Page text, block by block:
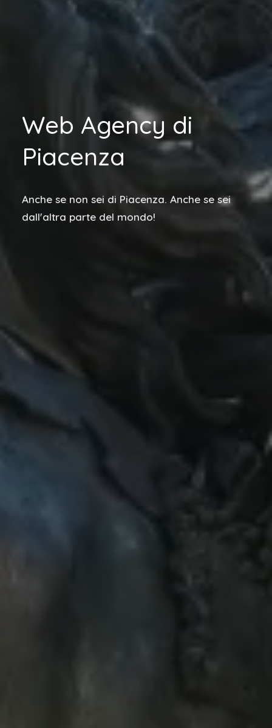
Web Agency di
Piacenza
Anche se non sei di Piacenza. Anche se sei
dall'altra parte del mondo!